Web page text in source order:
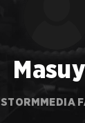
STORMMEDIA